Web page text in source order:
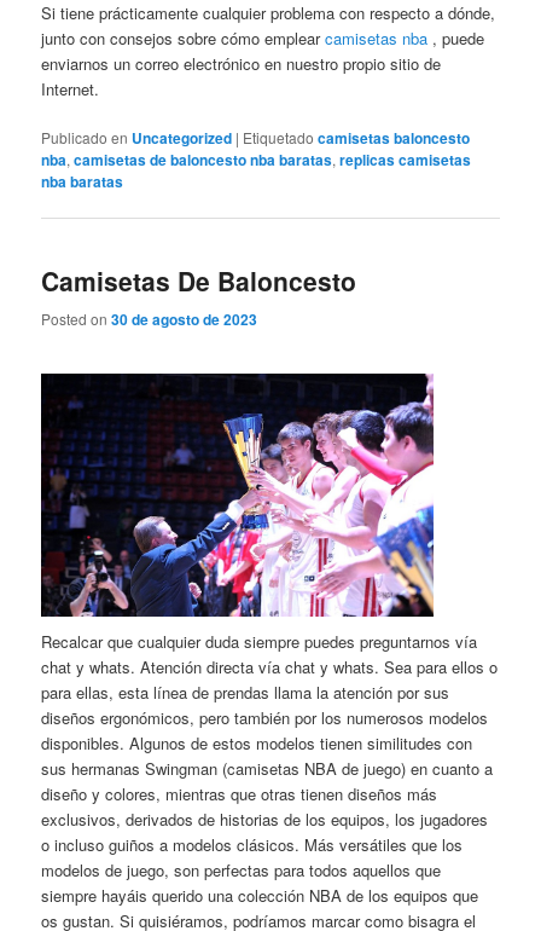
Si tiene prácticamente cualquier problema con respecto a dónde,
junto con consejos sobre cómo emplearcamisetas nba , puede
enviarnos un correo electrónico en nuestro propio sitio de
Internet.
Publicado en Uncategorized | Etiquetado camisetas baloncesto
nba,camisetas de baloncesto nba baratas,replicas camisetas
nba baratas
Camisetas De Baloncesto
Posted on30 de agosto de 2023
Recalcar que cualquier duda siempre puedes preguntarnos vía
chat y whats. Atención directa vía chat y whats. Sea para ellos o
para ellas, esta línea de prendas llama la atención por sus
diseños ergonómicos, pero también por los numerosos modelos
disponibles. Algunos de estos modelos tienen similitudes con
sus hermanas Swingman (camisetas NBA de juego) en cuanto a
diseño y colores, mientras que otras tienen diseños más
exclusivos, derivados de historias de los equipos, los jugadores
o incluso guiños a modelos clásicos. Más versátiles que los
modelos de juego, son perfectas para todos aquellos que
siempre hayáis querido una colección NBA de los equipos que
os gustan. Si quisiéramos, podríamos marcar como bisagra el